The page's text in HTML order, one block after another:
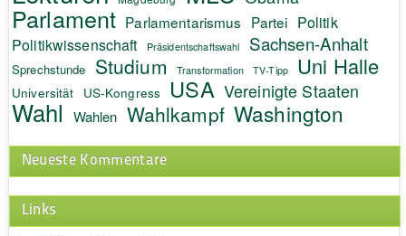
Parlament Parlamentarismus Partei Politik
Politikwissenschaft Präsidentschaftswahl Sachsen-Anhalt
Sprechstunde Studium Transformation TV-Tipp Uni Halle
Universität US-Kongress USA Vereinigte Staaten
Wahl Wahlen Wahlkampf Washington
Neueste Kommentare
Links